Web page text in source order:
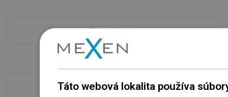
Pokladňa viac
Táto webová lokalita používa